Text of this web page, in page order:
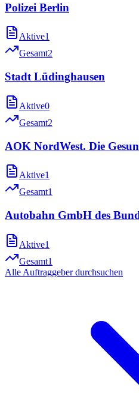
Polizei Berlin
Aktive1
Gesamt2
Stadt Lüdinghausen
Aktive0
Gesamt2
AOK NordWest. Die
Aktive1
Gesamt1
Autobahn GmbH des
Aktive1
Gesamt1
Alle Auftraggeber durchsuchen